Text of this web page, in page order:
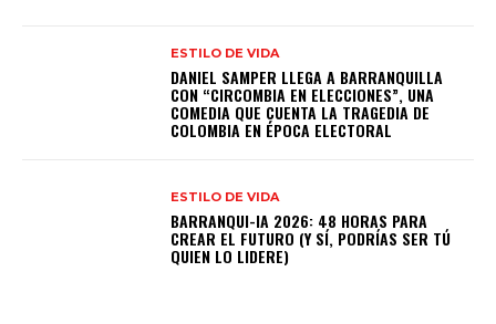
ESTILO DE VIDA
DANIEL SAMPER LLEGA A BARRANQUILLA
CON “CIRCOMBIA EN ELECCIONES”, UNA
COMEDIA QUE CUENTA LA TRAGEDIA DE
COLOMBIA EN ÉPOCA ELECTORAL
ESTILO DE VIDA
BARRANQUI-IA 2026: 48 HORAS PARA
CREAR EL FUTURO (Y SÍ, PODRÍAS SER TÚ
QUIEN LO LIDERE)